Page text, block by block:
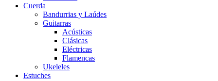
Cuerda
Bandurrias y Laúdes
Guitarras
Acústicas
Clásicas
Eléctricas
Flamencas
Ukeleles
Estuches